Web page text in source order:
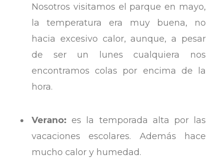
Nosotros visitamos el parque en mayo,
la temperatura era muy buena, no
hacia excesivo calor, aunque, a pesar
de ser un lunes cualquiera nos
encontramos colas por encima de la
hora.
Verano: es la temporada alta por las
vacaciones escolares. Además hace
mucho calor y humedad.